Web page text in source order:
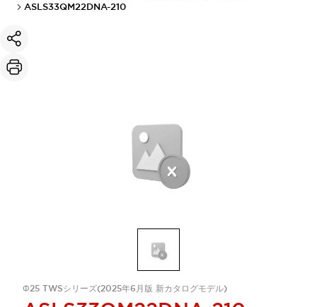
ASLS33QM22DNA-210
Φ25 TWSシリーズ(2025年6月版 新カタログモデル)